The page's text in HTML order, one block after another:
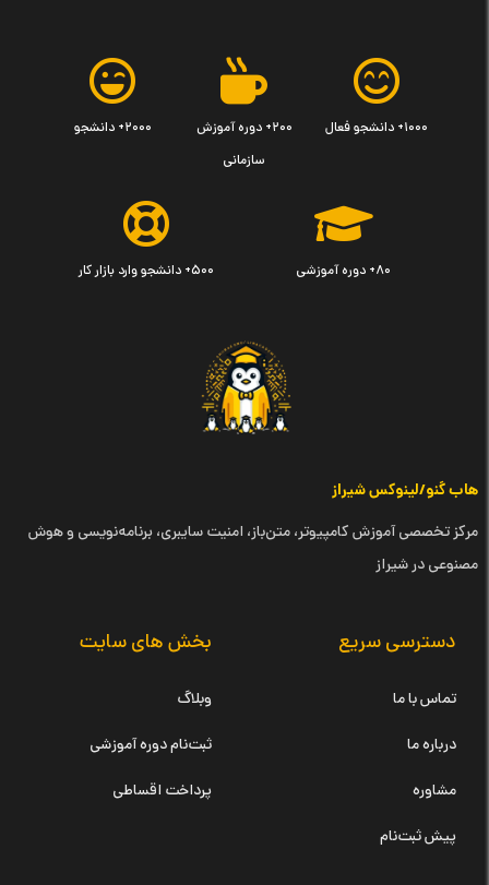
۱۰۰۰+ دانشجو فعال
۲۰۰+ دوره آموزش
سازمانی
۲۰۰۰+ دانشجو
۸۰+ دوره آموزشی ۵۰۰+ دانشجو وارد بازار کار
هاب گنو/لینوکس شیراز
مرکز تخصصی آموزش کامپیوتر، متن‌باز، امنیت سایبری، برنامه‌نویسی و هوش
مصنوعی در شیراز
دسترسی سریع
تماس با ما
درباره ما
مشاوره
پیش ثبت‌نام
بخش های سایت
وبلاگ
ثبت‌نام دوره آموزشی
پرداخت اقساطی